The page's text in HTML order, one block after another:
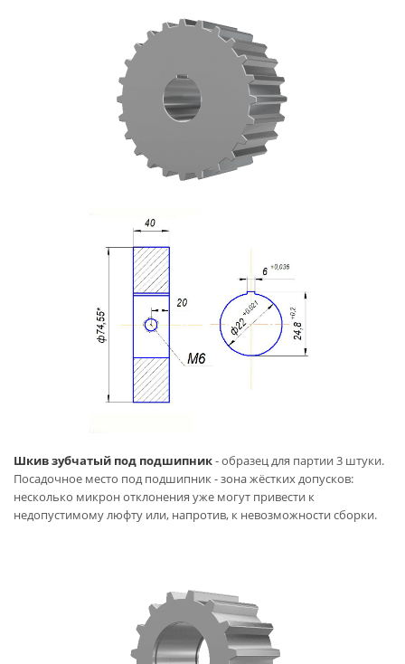
Шкив зубчатый под подшипник- образец для партии 3 штуки.
Посадочное место под подшипник - зона жёстких допусков:
несколько микрон отклонения уже могут привести к
недопустимому люфту или, напротив, к невозможности сборки.